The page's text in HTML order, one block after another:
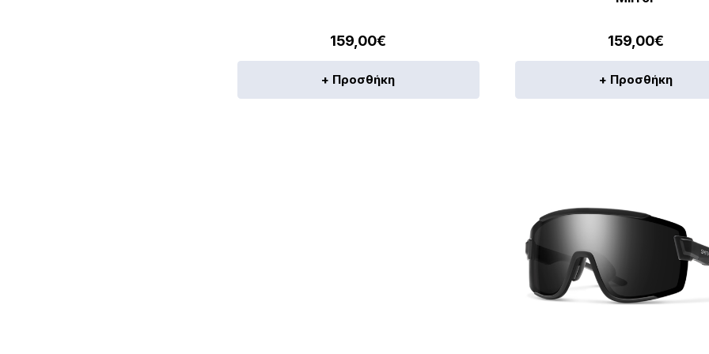
159,00€
+ Προσθήκη
159,00€
+ Προσθήκη